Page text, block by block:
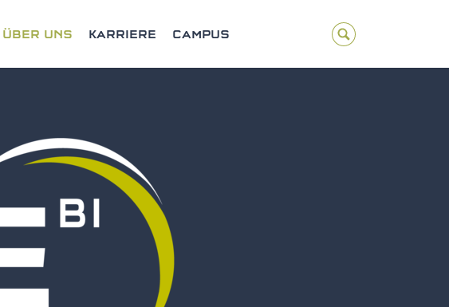
ÜBER UNS KARRIERE CAMPUS